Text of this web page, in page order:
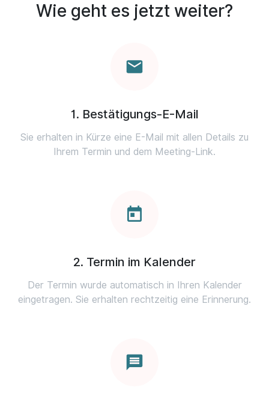
Wie geht es jetzt weiter?
1. Bestätigungs-E-Mail
Sie erhalten in Kürze eine E-Mail mit allen Details zu
Ihrem Termin und dem Meeting-Link.
2. Termin im Kalender
Der Termin wurde automatisch in Ihren Kalender
eingetragen. Sie erhalten rechtzeitig eine Erinnerung.